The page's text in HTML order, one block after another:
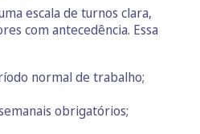
escala de turnos clara,
com antecedência. Essa
normal de trabalho;
obrigatórios;